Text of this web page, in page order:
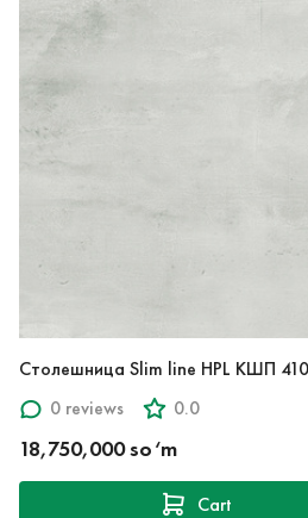
Столешница Slim line HPL КШП
0 reviews
0.0
18,750,000 so‘m
Cart